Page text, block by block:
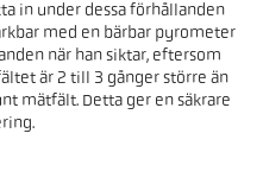
in under dessa förhållanden
med en bärbar pyrometer
när han siktar, eftersom
är 2 till 3 gånger större än
mätfält. Detta ger en säkrare